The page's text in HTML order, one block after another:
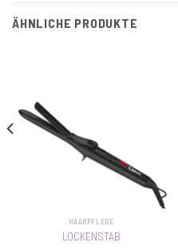
ÄHNLICHE PRODUKTE
HAARPFLEGE
LOCKENSTAB